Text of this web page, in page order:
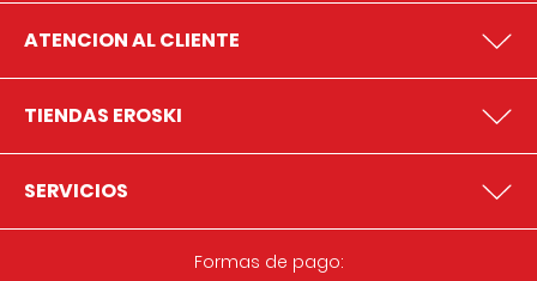
ATENCION AL CLIENTE
TIENDAS EROSKI
SERVICIOS
Formas de pago: